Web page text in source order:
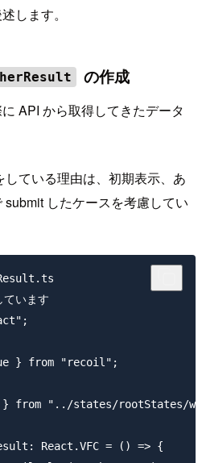
します。
の作成
API から取得してきたデータ
している理由は、初期表示、あ
したケースを考慮してい
います
} from "recoil";
} from "../states/rootStates/
React.VFC = () => {